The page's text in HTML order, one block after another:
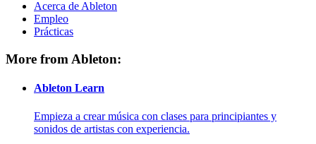
Acerca de Ableton
Empleo
Prácticas
More from Ableton:
Ableton Learn
Empieza a crear música con clases para principiantes y
sonidos de artistas con experiencia.